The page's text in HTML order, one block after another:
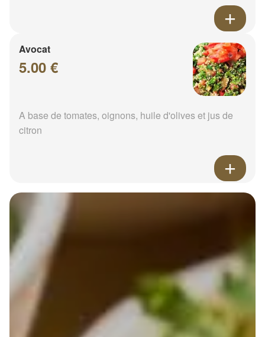
Avocat
5.00 €
A base de tomates, oignons, huile d'olives et jus de
citron